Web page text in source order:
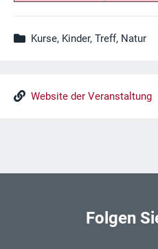
Kurse, Kinder, Treff, Natur
Website der Veranstaltung
Folgen